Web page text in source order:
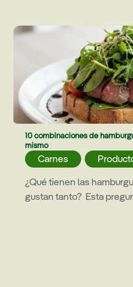
10 combinaciones de
mismo
Carnes ,
¿Qué tienen las
gustan tanto? Esta